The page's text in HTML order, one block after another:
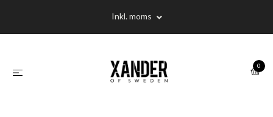
Inkl. moms
0